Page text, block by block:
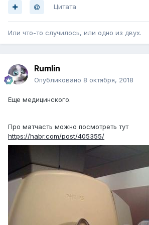
Цитата
Или что-то случилось, или одно из двух.
Rumlin
Опубликовано 8 октября, 2018
Еще медицинского.
Про матчасть можно посмотреть тут
https://habr.com/post/405355/